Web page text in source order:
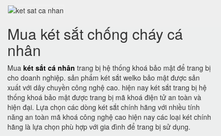
Mua két sắt chống cháy cá
nhân
Mua két sắt cá nhân trang bị hệ thống khoá bảo mật để trang bị
cho doanh nghiệp. sản phẩm két sắt welko bảo mật được sản
xuất với dây chuyền công nghệ cao. hiện nay két sắt trang bị hệ
thống khoá bảo mật được trang bị mã khoá điện tử an toàn và
hiện đại. Lựa chọn các dòng két sắt chính hãng với nhiều tính
năng an toàn mã khoá công nghệ cao hiện nay các loại két chính
hãng là lựa chọn phù hợp với gia đình để trang bị sử dụng.